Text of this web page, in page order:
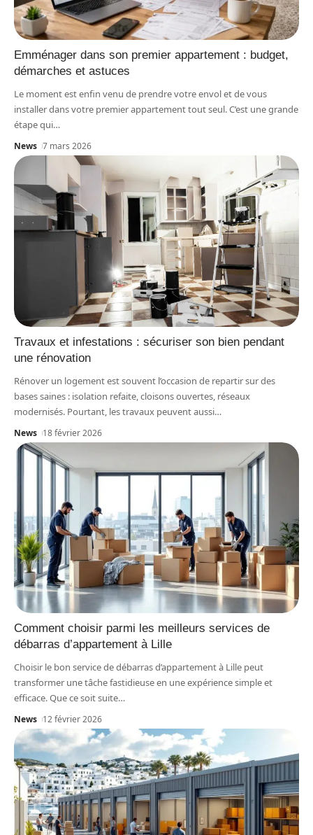
Emménager dans son premier appartement : budget,
démarches et astuces
Le moment est enfin venu de prendre votre envol et de vous
installer dans votre premier appartement tout seul. C’est une grande
étape qui…
News 7 mars 2026
Travaux et infestations : sécuriser son bien pendant
une rénovation
Rénover un logement est souvent l’occasion de repartir sur des
bases saines : isolation refaite, cloisons ouvertes, réseaux
modernisés. Pourtant, les travaux peuvent aussi…
News 18 février 2026
Comment choisir parmi les meilleurs services de
débarras d’appartement à Lille
Choisir le bon service de débarras d’appartement à Lille peut
transformer une tâche fastidieuse en une expérience simple et
efficace. Que ce soit suite…
News 12 février 2026